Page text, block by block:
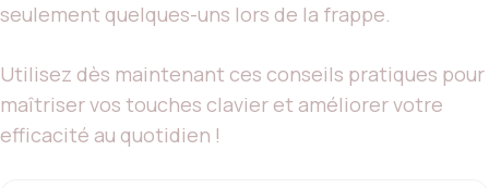
seulement quelques-uns lors de la frappe.
Utilisez dès maintenant ces conseils pratiques pour
maîtriser vos touches clavier et améliorer votre
efficacité au quotidien !